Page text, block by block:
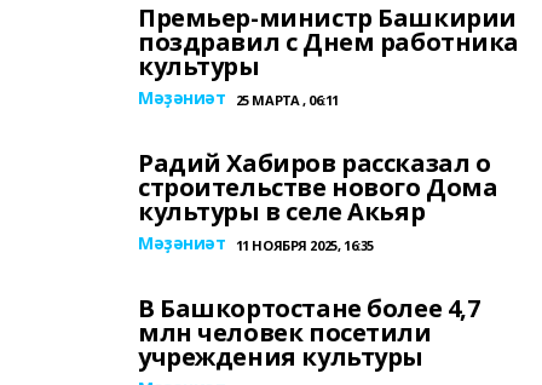
Премьер-министр Башкирии
поздравил с Днем работника
культуры
Мәҙәниәт 25 МАРТА , 06:11
Радий Хабиров рассказал о
строительстве нового Дома
культуры в селе Акьяр
Мәҙәниәт 11 НОЯБРЯ 2025, 16:35
В Башкортостане более 4,7
млн человек посетили
учреждения культуры